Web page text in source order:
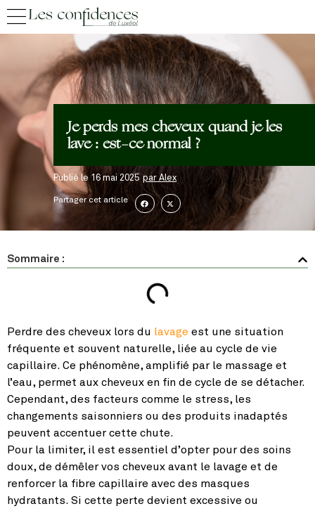
Je perds mes cheveux quand je les
lave : est-ce normal ?
Publié le 16 mai 2025 parAlex
Partager cet article
Sommaire :
Perdre des cheveux lors du lavage est une situation
fréquente et souvent naturelle, liée au cycle de vie
capillaire. Ce phénomène, amplifié par le massage et
l’eau, permet aux cheveux en fin de cycle de se détacher.
Cependant, des facteurs comme le stress, les
changements saisonniers ou des produits inadaptés
peuvent accentuer cette chute.
Pour la limiter, il est essentiel d’opter pour des soins
doux, de démêler vos cheveux avant le lavage et de
renforcer la fibre capillaire avec des masques
hydratants. Si cette perte devient excessive ou